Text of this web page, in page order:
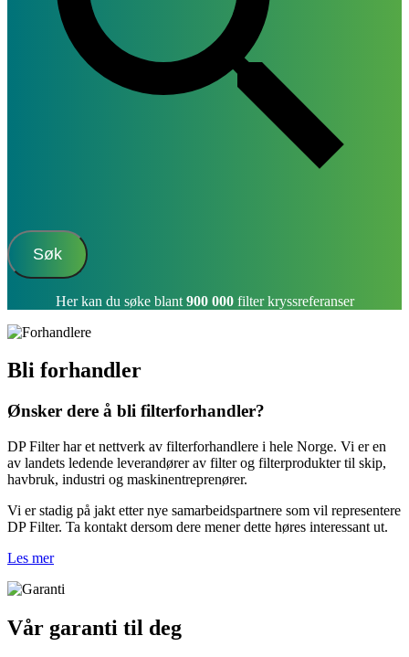
Søk
Her kan du søke blant 900 000filter kryssreferanser
Bli forhandler
Ønsker dere å bli filterforhandler?
DP Filter har et nettverk av filterforhandlere i hele Norge. Vi er en
av landets ledende leverandører av filter og filterprodukter til skip,
havbruk, industri og maskinentreprenører.
Vi er stadig på jakt etter nye samarbeidspartnere som vil representere
DP Filter. Ta kontakt dersom dere mener dette høres interessant ut.
Les mer
Vår garanti til deg